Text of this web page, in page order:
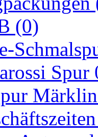
(0)
Spur